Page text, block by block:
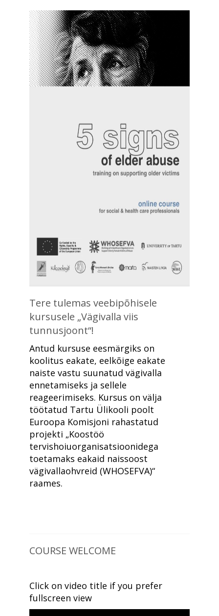
Tere tulemas veebipõhisele
kursusele „Vägivalla viis
tunnusjoont“!
Antud kursuse eesmärgiks on
koolitus eakate, eelkõige eakate
naiste vastu suunatud vägivalla
ennetamiseks ja sellele
reageerimiseks. Kursus on välja
töötatud Tartu Ülikooli poolt
Euroopa Komisjoni rahastatud
projekti „Koostöö
tervishoiuorganisatsioonidega
toetamaks eakaid naissoost
vägivallaohvreid (WHOSEFVA)“
raames.
COURSE WELCOME
Click on video title if you prefer
fullscreen view